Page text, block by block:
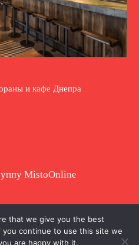
и кафе Днепра
MistoOnline
материала
с гиперссылкой.
that we give you the best
continue to use this site we
are happy with it.